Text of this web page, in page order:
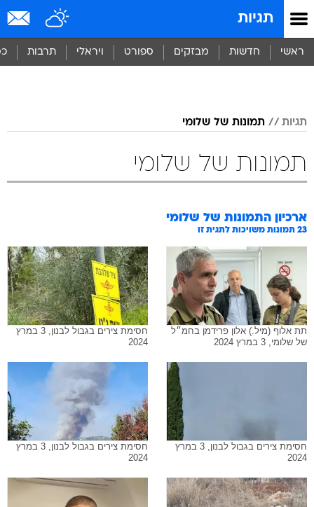
תגיות
ראשי חדשות מבזקים ספורט ויראלי תרבות
תגיות תמונות של שלומי
תמונות של שלומי
ארכיון התמונות של שלומי
23 תמונות משויכות לתגית זו
תת אלוף (מיל.) אלון פרידמן בחמ״ל
של שלומי, 3 במרץ 2024
חסימת צירים בגבול לבנון, 3 במרץ
2024
חסימת צירים בגבול לבנון, 3 במרץ
2024
חסימת צירים בגבול לבנון, 3 במרץ
2024